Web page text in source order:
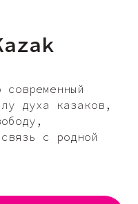
современный
духа казаков,
с родной